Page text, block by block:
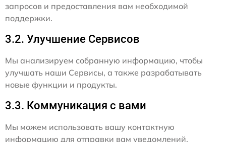
запросов и предоставления вам необходимой
поддержки.
3.2. Улучшение Сервисов
Мы анализируем собранную информацию, чтобы
улучшать наши Сервисы, а также разрабатывать
новые функции и продукты.
3.3. Коммуникация с вами
Мы можем использовать вашу контактную
информацию для отправки вам уведомлений,